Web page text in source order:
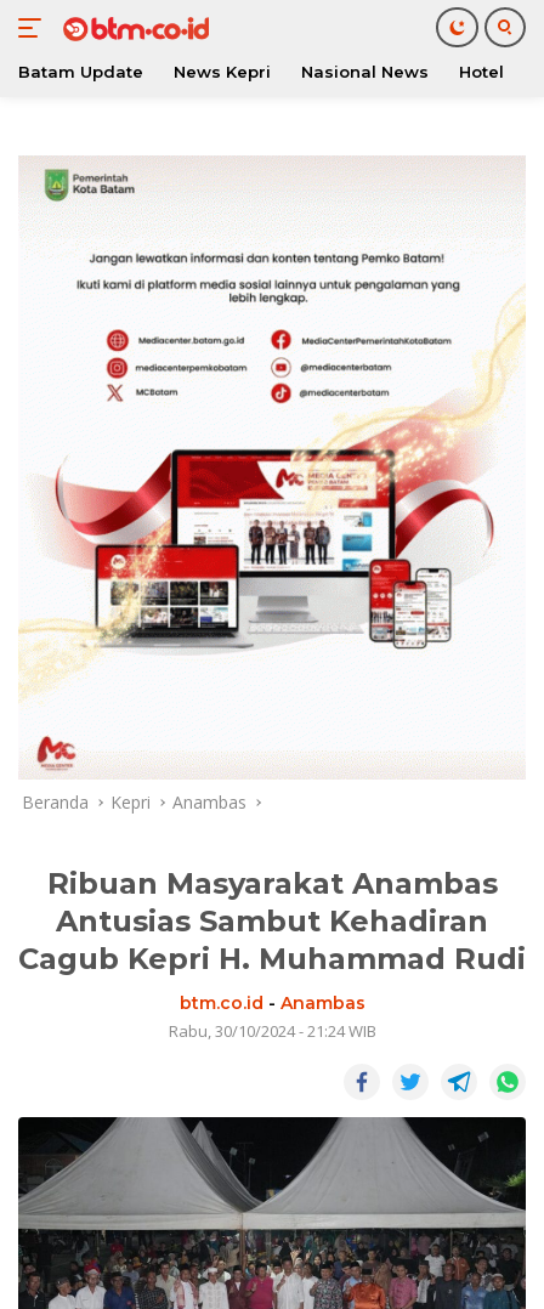
konten
Batam Update News Kepri Nasional News Hotel
Beranda Kepri Anambas
Ribuan Masyarakat Anambas
Antusias Sambut Kehadiran
Cagub Kepri H. Muhammad Rudi
btm.co.id - Anambas
Rabu, 30/10/2024 - 21:24 WIB